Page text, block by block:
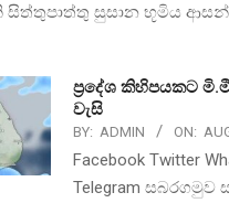
සිත්තුපාත්තු සුසාන භූමිය
ප්‍රදේශ කිහිපයකට
වැසි
BY: ADMIN ON:
Facebook Twitter
Telegram සබරගමුව